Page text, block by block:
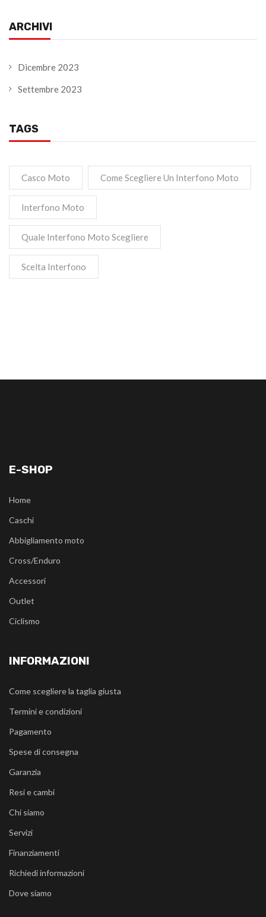
ARCHIVI
Dicembre 2023
Settembre 2023
TAGS
Casco Moto Come Scegliere Un Interfono Moto
Interfono Moto
Quale Interfono Moto Scegliere
Scelta Interfono
E-SHOP
Home
Caschi
Abbigliamento moto
Cross/Enduro
Accessori
Outlet
Ciclismo
INFORMAZIONI
Come scegliere la taglia giusta
Termini e condizioni
Pagamento
Spese di consegna
Garanzia
Resi e cambi
Chi siamo
Servizi
Finanziamenti
Richiedi informazioni
Dove siamo